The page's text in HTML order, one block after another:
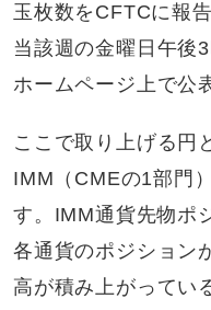
玉枚数をCFTCに報
当該週の金曜日午後
ホームページ上で公
ここで取り上げる円
IMM（CMEの1部門
す。IMM通貨先物ポ
各通貨のポジション
高が積み上がってい